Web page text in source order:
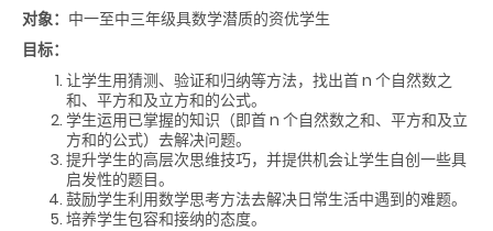
对象： 中一至中三年级具数学潜质的资优学生
目标：
让学生用猜测、验证和归纳等方法，找出首 n 个自然数之
和、平方和及立方和的公式。
学生运用已掌握的知识（即首 n 个自然数之和、平方和及立
方和的公式）去解决问题。
提升学生的高层次思维技巧，并提供机会让学生自创一些具
启发性的题目。
鼓励学生利用数学思考方法去解决日常生活中遇到的难题。
培养学生包容和接纳的态度。